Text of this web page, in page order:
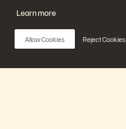
Learn more
Allow Cookies Reject Cookies
IR（投資家向け情報）
所在地
エグゼクティブ・ブリーフ